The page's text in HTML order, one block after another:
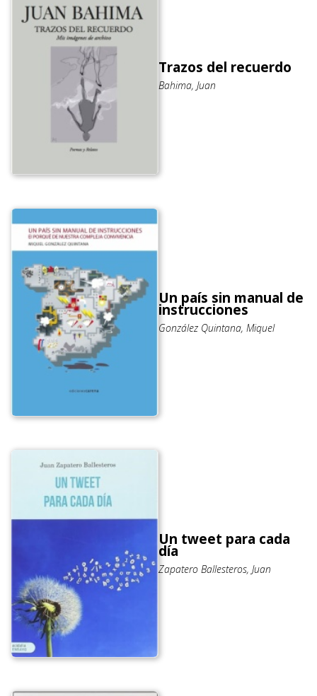
Trazos del recuerdo
Bahima, Juan
Un país sin manual de
instrucciones
González Quintana, Miquel
Un tweet para cada
día
Zapatero Ballesteros, Juan